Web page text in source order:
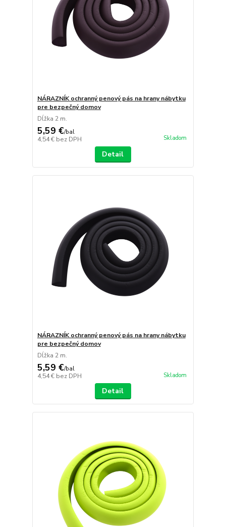
NÁRAZNÍK ochranný penový pás na hrany nábytku
pre bezpečný domov
Dĺžka 2 m.
5,59 €/bal
4,54 € bez DPH Skladom
Detail
NÁRAZNÍK ochranný penový pás na hrany nábytku
pre bezpečný domov
Dĺžka 2 m.
5,59 €/bal
4,54 € bez DPH Skladom
Detail